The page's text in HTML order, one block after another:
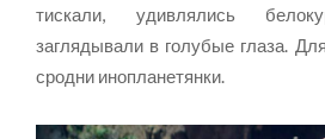
тискали, удивлялись
заглядывали в голубые глаза.
сродни инопланетянки.